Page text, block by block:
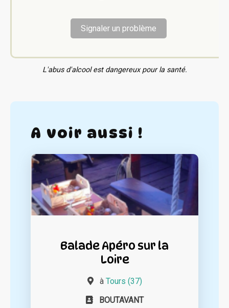
Signaler un problème
L'abus d'alcool est dangereux pour la santé.
A voir aussi !
Balade Apéro sur la
Loire
à Tours (37)
BOUTAVANT